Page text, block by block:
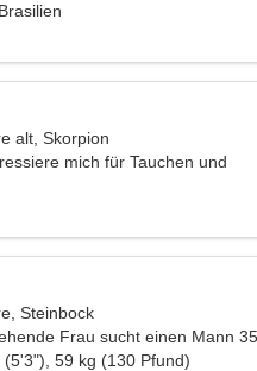
alt, Skorpion
mich für Tauchen und
Steinbock
Frau sucht einen Mann
(5'3"), 59 kg (130 Pfund)